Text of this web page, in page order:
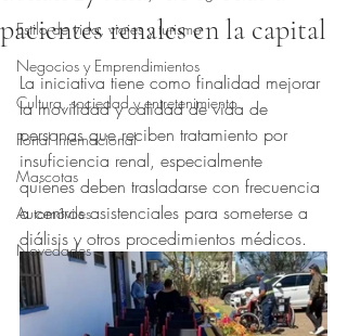
Estilo de vida, viajes y turismo
Negocios y Emprendimientos
Cultura, sociedad y entretenimiento
Portal Internacional
Mascotas
Automóviles
Novedades
pacientes renales en la capital
Obtuvo NaN de 5 estrellas.
La iniciativa tiene como finalidad mejorar
la movilidad y calidad de vida de
personas que reciben tratamiento por
insuficiencia renal, especialmente
quienes deben trasladarse con frecuencia
a centros asistenciales para someterse a
diálisis y otros procedimientos médicos.